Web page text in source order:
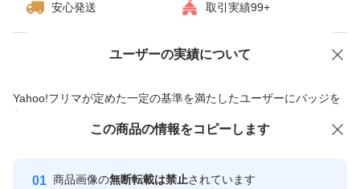
安心発送 取引実績99+
ユーザーの実績について
Yahoo!フリマが定めた一定の基準を満たしたユーザーにバッジを
付与しています
安心取引出品者
心・安全なユーザーです
価格の相談 商品への質問
この商品の情報をコピーします
商品画像の無断転載は禁止されています
この商品をみている人にオススメ